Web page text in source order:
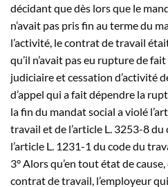
décidant que dès lors que le
n’avait pas pris fin au terme du
l’activité, le contrat de travail
qu’il n’avait pas eu rupture de
judiciaire et cessation d’activité
d’appel qui a fait dépendre la
la fin du mandat social a violé
travail et de l’article L. 3253-8
l’article L. 1231-1 du code du
3° Alors qu’en tout état de
contrat de travail, l’employeur